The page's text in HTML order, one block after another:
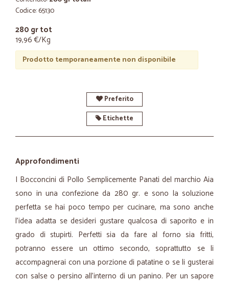
Codice: 65130
280 gr tot
19,96 €/Kg
Prodotto temporaneamente non disponibile
Preferito
Etichette
Approfondimenti
I Bocconcini di Pollo Semplicemente Panati del marchio Aia
sono in una confezione da 280 gr. e sono la soluzione
perfetta se hai poco tempo per cucinare, ma sono anche
l’idea adatta se desideri gustare qualcosa di saporito e in
grado di stupirti. Perfetti sia da fare al forno sia fritti,
potranno essere un ottimo secondo, soprattutto se li
accompagnerai con una porzione di patatine o se li gusterai
con salse o persino all’interno di un panino. Per un sapore